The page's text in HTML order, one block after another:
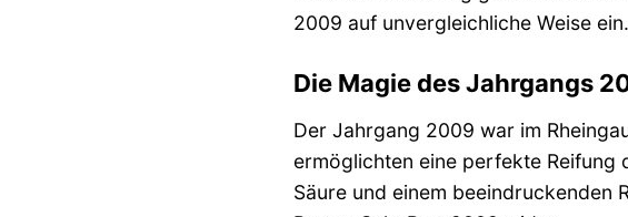
2009 auf unvergleichliche Weise ein.
Die Magie des Jahrgangs
Der Jahrgang 2009 war im
ermöglichten eine perfekte Reifung
Säure und einem beeindruckenden